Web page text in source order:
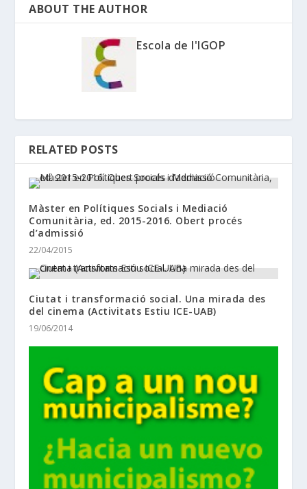
ABOUT THE AUTHOR
Escola de l'IGOP
RELATED POSTS
Màster en Polítiques Socials i Mediació
Comunitària, ed. 2015-2016. Obert procés
d’admissió
22/04/2015
Ciutat i transformació social. Una mirada des
del cinema (Activitats Estiu ICE-UAB)
19/06/2014